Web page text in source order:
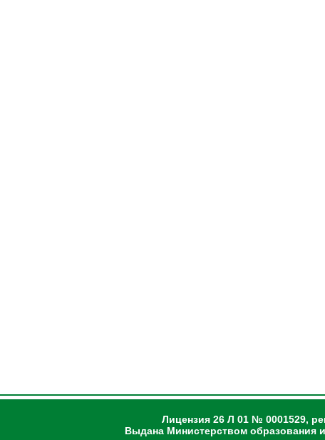
Лицензия 26 Л 01 № 0001529,
Выдана Министерством образования